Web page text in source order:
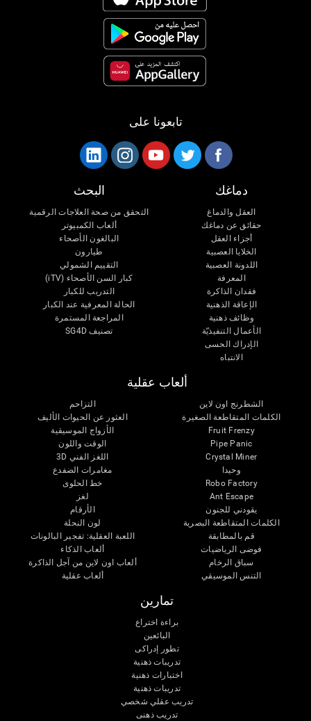
تابعونا على
دماغك
العقل والدماغ
حقائق عن دماغك
أجزاء العقل
الخلايا العصبية
اللدونة العصبية
المعرفة
فقدان الذاكرة
الإعاقة الذهنية
وظائف ذهنية
الأعمال التنفيذيّة
الإدراك الحسى
الانتباه
البحث
التحقق من صحة العلاجات الرقمية
ألعاب الكمبيوتر
البالغون الأصحاء
طيارون
التقييم الشمولي
كبار السن الأصحاء (iTV)
التدريب للكبار
الحالة المعرفية عند الكبار
المراجعة المستمرة
تصنيف SG4D
ألعاب عقلية
الشطرنج اون لاين
الكلمات المتقاطعة الصغيرة
Fruit Frenzy
Pipe Panic
Crystal Miner
وحيدا
Robo Factory
Ant Escape
يقودني للجنون
الكلمات المتقاطعة البصرية
قم بالمطابقة
فوضى الرياضيات
سباق الرخام
التنس الموسيقي
التزاحم
العثور عن الحيوات الأليف
الأزواج الموسيقية
الوقت واللون
اللغز الفني 3D
مغامرات الضفدع
خط الحلوى
لغز
الأرقام
لون النحلة
اللعبة العقلية: تفجير البالونات
ألعاب الذكاء
ألعاب اون لاين من آجل الذاكرة
ألعاب عقلية
تمارين
براءة اختراع
البائعين
تطور إدراكى
تدريبات ذهنية
اختبارات ذهنية
تدريبات ذهنية
تدريب عقلي شخصي
تدريب ذهنى